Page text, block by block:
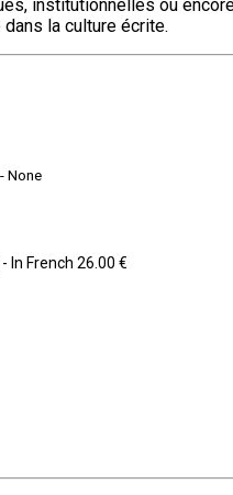
institutionnelles ou
la culture écrite.
None
- In French 26.00 €